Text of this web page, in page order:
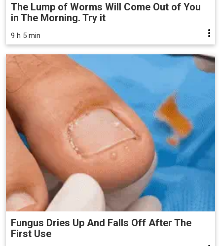
The Lump of Worms Will Come Out of You
in The Morning. Try it
9 h 5 min
Fungus Dries Up And Falls Off After The
First Use